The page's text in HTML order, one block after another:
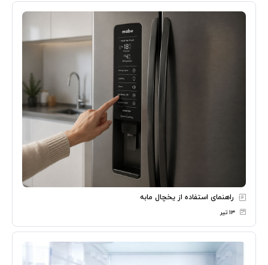
راهنمای استفاده از یخچال مابه
۱۳ تیر